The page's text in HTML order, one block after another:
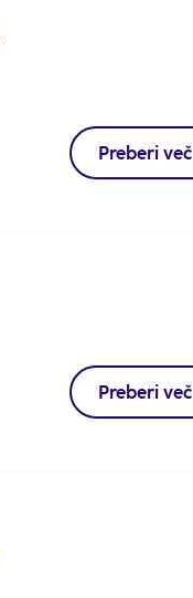
Preberi več
Preberi več